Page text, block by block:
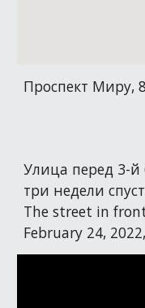
Проспект Миру,
Улица перед 3-
три недели
The street in
February 24,